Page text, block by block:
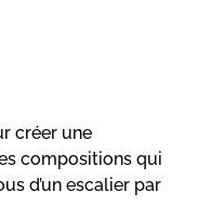
créer une
compositions qui
d’un escalier par